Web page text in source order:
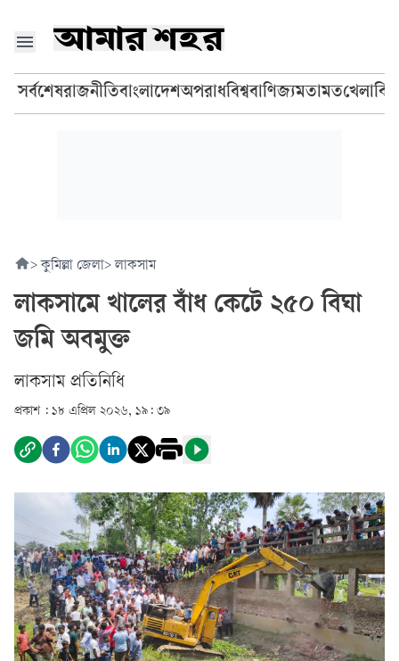
সর্বশেষরাজনীতিবাংলাদেশঅপরাধবিশ্ববাণিজ্যমতামতখেলা
> কুমিল্লা জেলা> লাকসাম
লাকসামে খালের বাঁধ কেটে ২৫০ বিঘা
জমি অবমুক্ত
লাকসাম প্রতিনিধি
প্রকাশ : ১৮ এপ্রিল ২০২৬, ১৯: ৩৯